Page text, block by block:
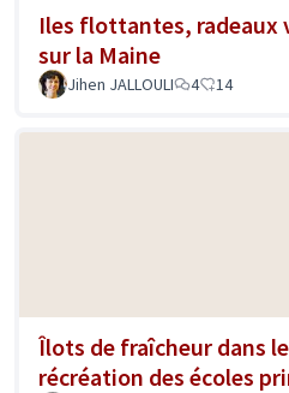
Iles flottantes, radeaux
sur la Maine
Jihen JALLOULI 4 14
Îlots de fraîcheur dans
récréation des écoles